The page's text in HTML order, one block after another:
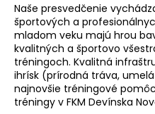
Naše presvedčenie
športových a
mladom veku majú hrou
kvalitných a športovo
tréningoch. Kvalitná
ihrísk (prírodná tráva,
najnovšie tréningové
tréningy v FKM Devínska